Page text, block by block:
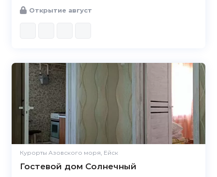
Открытие август
Курорты Азовского моря, Ейск
Гостевой дом Солнечный